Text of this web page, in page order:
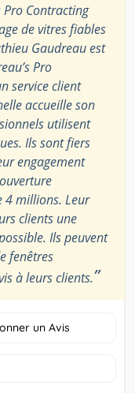
Pro Contracting
de vitres fiables
Gaudreau est
Pro
service client
accueille son
utilisent
Ils sont fiers
engagement
4 millions. Leur
clients une
Ils peuvent
fenêtres
à leurs clients.”
un Avis